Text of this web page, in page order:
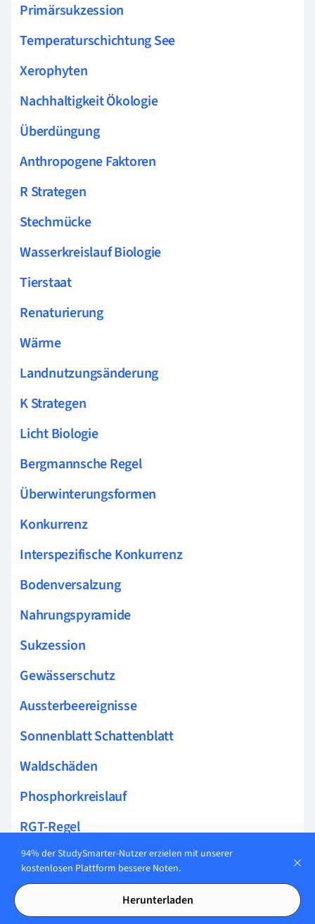
Primärsukzession
Temperaturschichtung See
Xerophyten
Nachhaltigkeit Ökologie
Überdüngung
Anthropogene Faktoren
R Strategen
Stechmücke
Wasserkreislauf Biologie
Tierstaat
Renaturierung
Wärme
Landnutzungsänderung
K Strategen
Licht Biologie
Bergmannsche Regel
Überwinterungsformen
Konkurrenz
Interspezifische Konkurrenz
Bodenversalzung
Nahrungspyramide
Sukzession
Gewässerschutz
Aussterbeereignisse
Sonnenblatt Schattenblatt
Waldschäden
Phosphorkreislauf
RGT-Regel
Selbstregulation
Mutualismus
Geburtenrate Sterberate
94% der StudySmarter-Nutzer erzielen mit unserer
kostenlosen Plattform bessere Noten.
Herunterladen